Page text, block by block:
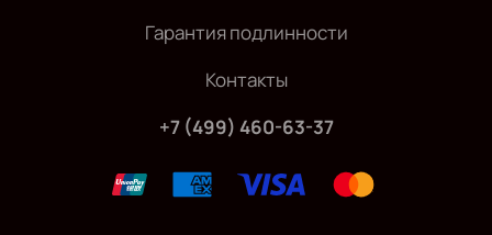
Гарантия подлинности
Контакты
+7 (499) 460-63-37